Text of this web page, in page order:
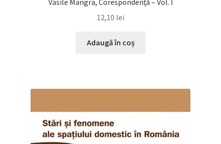
Vasile Mangra, Corespondenţă – Vol. I
12,10 lei
Adaugă în coș